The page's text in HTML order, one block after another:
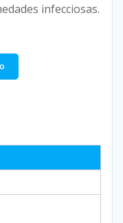
infecciosas.